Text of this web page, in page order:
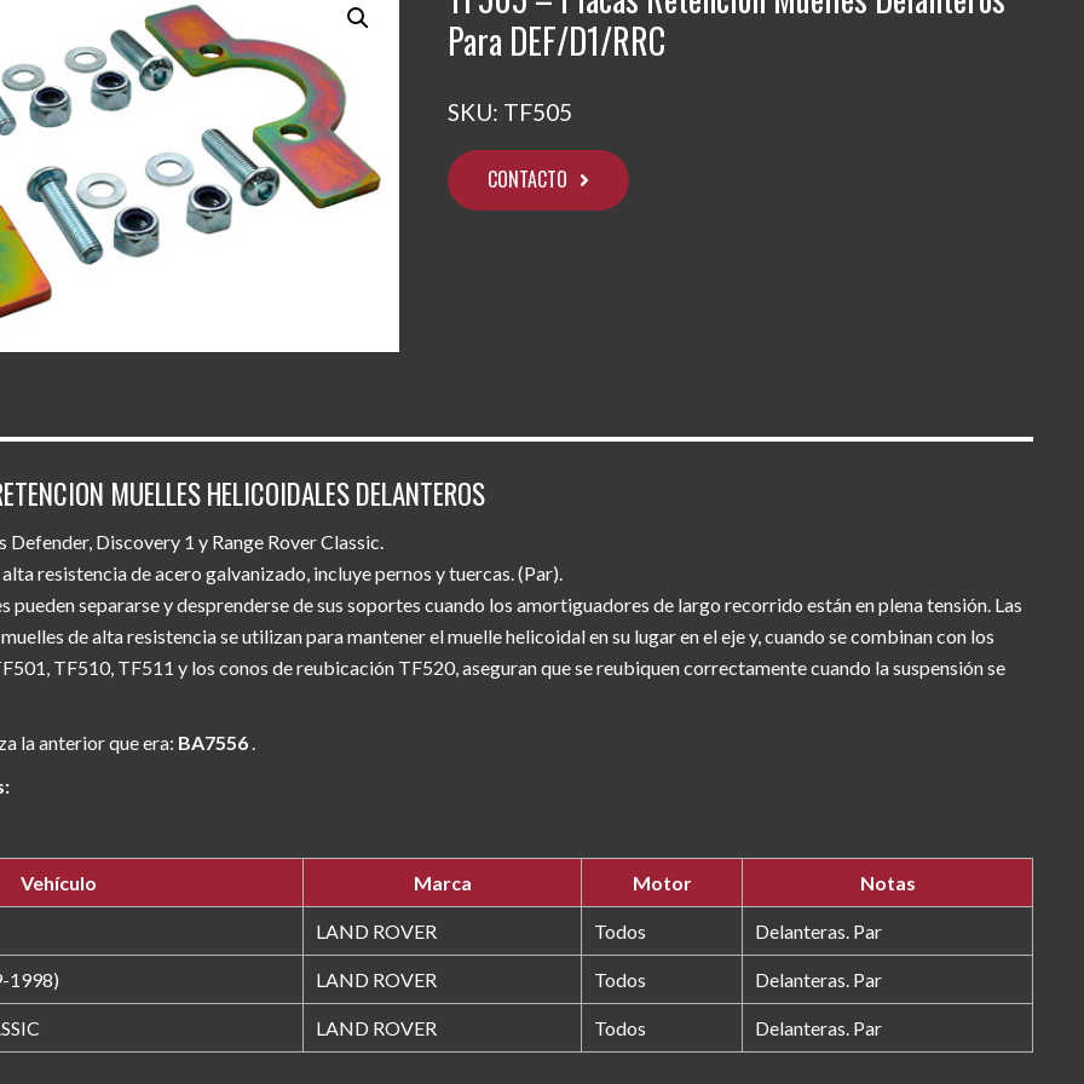
Para DEF/D1/RRC
SKU: TF505
CONTACTO
MUELLES HELICOIDALES DELANTEROS
Defender, Discovery 1 y Range Rover Classic.
resistencia de acero galvanizado, incluye pernos y tuercas. (Par).
pueden separarse y desprenderse de sus soportes cuando los amortiguadores de largo recorrido están en plena tensión. Las
de alta resistencia se utilizan para mantener el muelle helicoidal en su lugar en el eje y, cuando se combinan con los
TF510, TF511 y los conos de reubicación TF520, aseguran que se reubiquen correctamente cuando la suspensión se
la anterior que era: BA7556
Vehículo Marca Motor Notas
LAND ROVER Todos Delanteras. Par
1998) LAND ROVER Todos Delanteras. Par
LAND ROVER Todos Delanteras. Par